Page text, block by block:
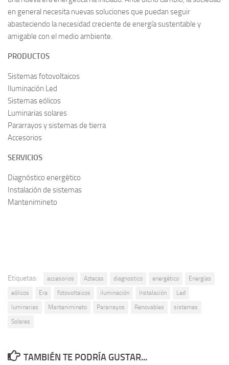
en general necesita nuevas soluciones que puedan seguir
abasteciendo la necesidad creciente de energía sustentable y
amigable con el medio ambiente.
PRODUCTOS
Sistemas fotovoltaicos
Iluminación Led
Sistemas eólicos
Luminarias solares
Pararrayos y sistemas de tierra
Accesorios
SERVICIOS
Diagnóstico energético
Instalación de sistemas
Mantenimineto
Etiquetas: accesorios Aztecas diagnostico energético
Energías
eólicos
Era fotovoltaicos iluminación Instalación
Led
luminarias
Mantenimineto Pararrayos Renovables
sistemas
Solares
TAMBIÉN TE PODRÍA GUSTAR...